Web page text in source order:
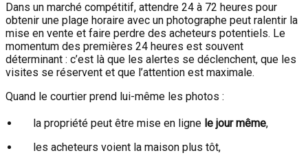
Dans un marché compétitif, attendre 24 à 72 heures pour
obtenir une plage horaire avec un photographe peut ralentir la
mise en vente et faire perdre des acheteurs potentiels. Le
momentum des premières 24 heures est souvent
déterminant : c’est là que les alertes se déclenchent, que les
visites se réservent et que l’attention est maximale.
Quand le courtier prend lui-même les photos :
la propriété peut être mise en ligne le jour même,
les acheteurs voient la maison plus tôt,